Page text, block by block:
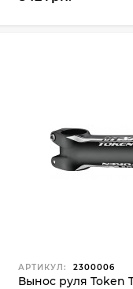
АРТИКУЛ: 2300006
Вынос руля Token